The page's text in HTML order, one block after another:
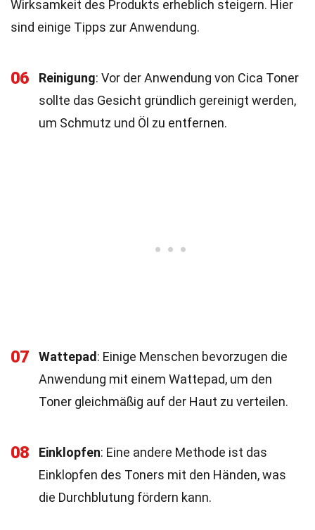
Wirksamkeit des Produkts erheblich steigern. Hier
sind einige Tipps zur Anwendung.
06 Reinigung: Vor der Anwendung von Cica Toner
sollte das Gesicht gründlich gereinigt werden,
um Schmutz und Öl zu entfernen.
07 Wattepad : Einige Menschen bevorzugen die
Anwendung mit einem Wattepad, um den
Toner gleichmäßig auf der Haut zu verteilen.
08 Einklopfen: Eine andere Methode ist das
Einklopfen des Toners mit den Händen, was
die Durchblutung fördern kann.